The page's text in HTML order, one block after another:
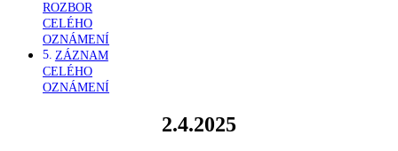
ROZBOR
CELÉHO
OZNÁMENÍ
ZÁZNAM
CELÉHO
OZNÁMENÍ
2.4.2025